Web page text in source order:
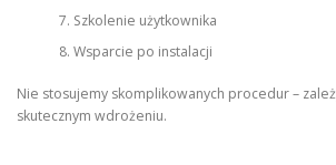
Szkolenie użytkownika
Wsparcie po instalacji
Nie stosujemy skomplikowanych procedur –
skutecznym wdrożeniu.